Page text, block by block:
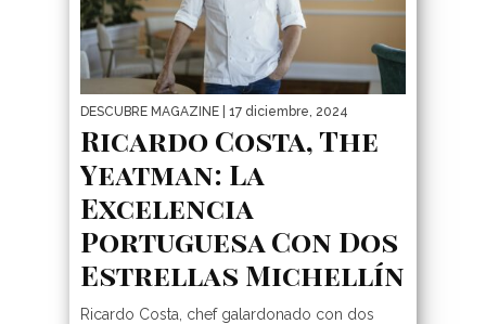
DESCUBRE MAGAZINE | 17 diciembre, 2024
Ricardo Costa, The
Yeatman: La
Excelencia
Portuguesa Con Dos
Estrellas Michellín
Ricardo Costa, chef galardonado con dos